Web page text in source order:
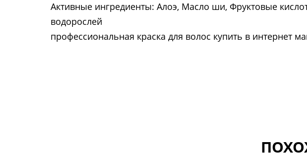
Активные ингредиенты: Алоэ, Масло ши, Фруктовые
водорослей
профессиональная краска для волос купить в интернет